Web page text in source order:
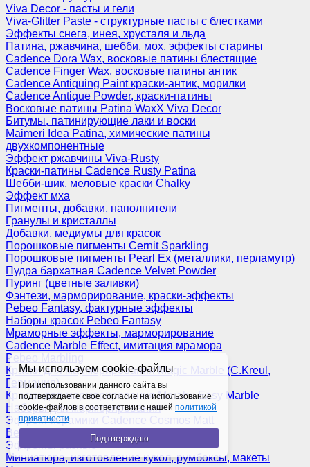
Viva Decor - пасты и гели
Viva-Glitter Paste - структурные пасты с блестками
Эффекты снега, инея, хрусталя и льда
Патина, ржавчина, шебби, мох, эффекты старины
Cadence Dora Wax, восковые патины блестящие
Cadence Finger Wax, восковые патины антик
Сadence Antiquing Paint краски-антик, морилки
Cadence Antique Powder, краски-патины
Восковые патины Patina WaxX Viva Decor
Битумы, патинирующие лаки и воски
Maimeri Idea Patina, химические патины
двухкомпонентные
Эффект ржавчины Viva-Rusty
Краски-патины Cadence Rusty Patina
Шебби-шик, меловые краски Chalky
Эффект мха
Пигменты, добавки, наполнители
Гранулы и кристаллы
Добавки, медиумы для красок
Порошковые пигменты Cernit Sparkling
Порошковые пигменты Pearl Ex (металлики, перламутр)
Пудра бархатная Cadence Velvet Powder
Пуринг (цветные заливки)
Фэнтези, марморирование, краски-эффекты
Pebeo Fantasy, фактурные эффекты
Наборы красок Pebeo Fantasy
Мраморные эффекты, марморирование
Cadence Marble Effect, имитация мрамора
Pebeo Marbling
Краски для марморирования Magic Marble (C.Kreul,
Германия)
Краски для марморирования Marabu Easy Marble
Наборы для марморирования
Эффект керамики Cadence Cosmos Matt
Венецианская штукатурка
Эффекты разные
Миниатюра, изготовление кукол, румбоксы, макеты
Мы используем cookie-файлы
При использовании данного сайта вы
подтверждаете свое согласие на использование
cookie-файлов в соответствии с нашей политикой
приватности.
Подтверждаю